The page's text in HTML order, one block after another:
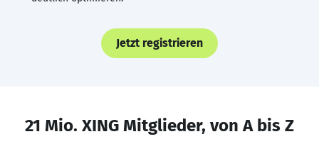
Jetzt registrieren
21 Mio. XING Mitglieder, von A bis Z